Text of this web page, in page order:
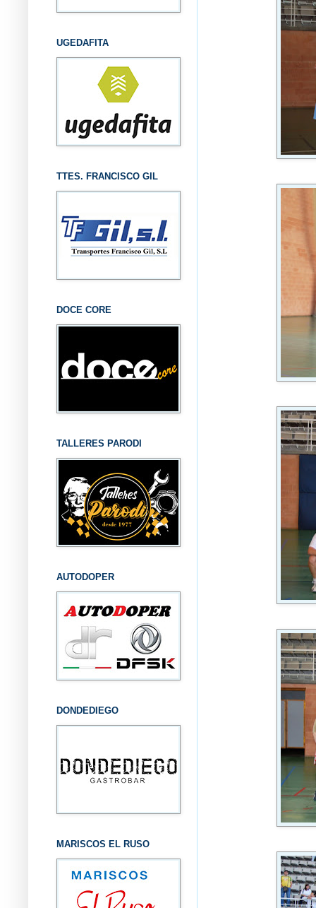
UGEDAFITA
TTES. FRANCISCO GIL
DOCE CORE
TALLERES PARODI
AUTODOPER
DONDEDIEGO
MARISCOS EL RUSO